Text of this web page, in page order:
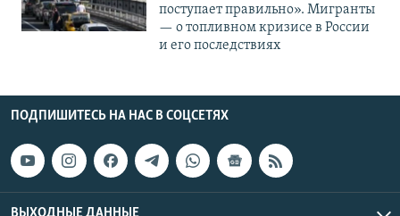
поступает правильно». Мигранты
— о топливном кризисе в России
и его последствиях
ПОДПИШИТЕСЬ НА НАС В СОЦСЕТЯХ